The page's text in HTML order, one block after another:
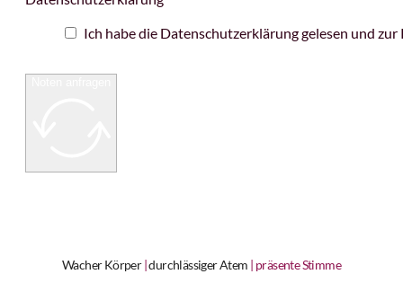
Ich habe die Datenschutzerklärung gelesen und
Wacher Körper|durchlässiger Atem | präsente Stimme